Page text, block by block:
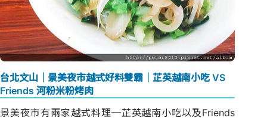
台北文山│景美夜市越式好料雙霸│芷英越南小吃 VS
Friends 河粉米粉烤肉
景美夜市有兩家越式料理─芷英越南小吃以及Friends